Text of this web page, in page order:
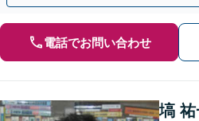
電話でお問い合わせ
塙